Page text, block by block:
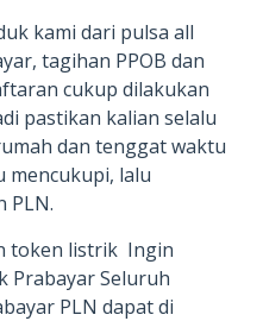
kami dari pulsa all
tagihan PPOB dan
cukup dilakukan
pastikan kalian selalu
dan tenggat waktu
mencukupi, lalu
PLN.
token listrik Ingin
Prabayar Seluruh
PLN dapat di